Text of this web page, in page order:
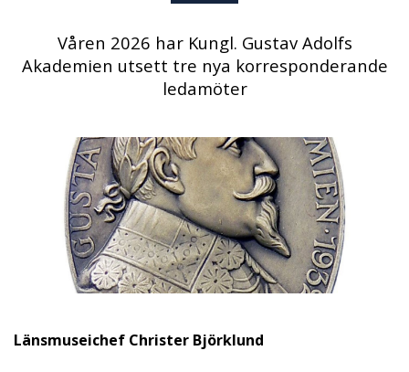
Våren 2026 har Kungl. Gustav Adolfs
Akademien utsett tre nya korresponderande
ledamöter
Länsmuseichef Christer Björklund